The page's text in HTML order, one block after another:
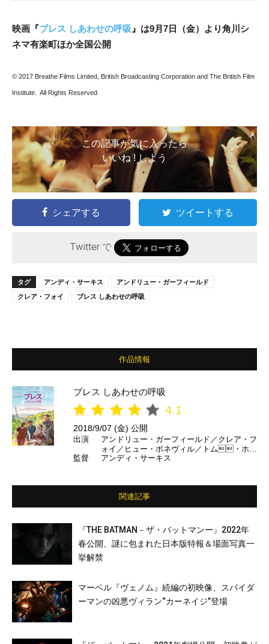
映画『ブレス しあわせの呼吸 』は9月7日（金）より角川シ
ネマ有楽町ほか全国公開
© 2017 Breathe Films Limited, British Broadcasting Corporation and The British Film
Institute. All Rights Reserved
この記事が気に入ったら
いいね ! しよう
シェアする ツイートする
Twitter で
タグ アンディ・サーキス
アンドリュー・ガーフィールド
クレア・フォイ
ブレス しあわせの呼吸
作品情報
ブレス しあわせの呼吸
4.1
2018/9/07 (金) 公開
出演
アンドリュー・ガーフィールド／クレア・フ
ォイ／ヒュー・ボネヴィル／トム・ホラ
ンダー ほか
監督 アンディ・サーキス
関連記事
『THE BATMAN－ザ・バットマンー』2022年
春公開、謎に包まれた日本版特報＆場面写真一
挙解禁
マーベル『ヴェノム』続編の初映像、スパイダ
ーマンの凶悪ヴィラン“カーネイジ”登場